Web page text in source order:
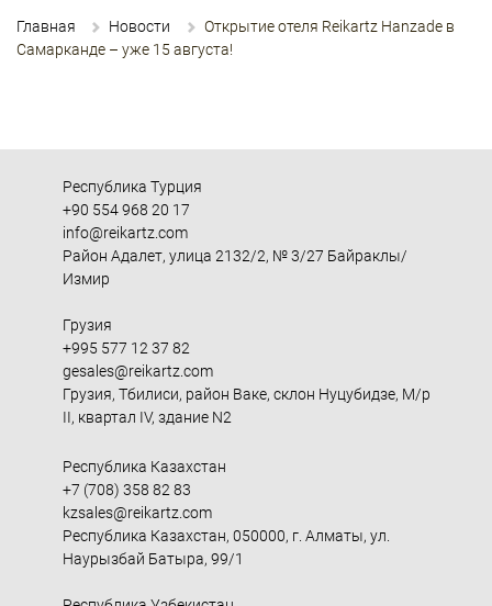
Главная Новости
Открытие отеля Reikartz Hanzade в
Самарканде – уже 15 августа!
Республика Турция
+90 554 968 20 17
info@reikartz.com
Район Адалет, улица 2132/2, № 3/27 Байраклы/
Измир
Грузия
+995 577 12 37 82
gesales@reikartz.com
Грузия, Тбилиси, район Ваке, склон Нуцубидзе, М/р
II, квартал IV, здание N2
Республика Казахстан
+7 (708) 358 82 83
kzsales@reikartz.com
Республика Казахстан, 050000, г. Алматы, ул.
Наурызбай Батыра, 99/1